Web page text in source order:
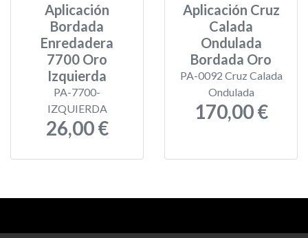
Aplicación
Bordada
Enredadera
7700 Oro
Izquierda
PA-7700-
IZQUIERDA
26,00 €
Aplicación Cruz
Calada
Ondulada
Bordada Oro
PA-0092 Cruz Calada
Ondulada
170,00 €